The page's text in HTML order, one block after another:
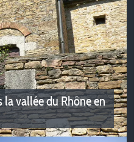
et Chartreuse
campings des Portes de
vous attendent
la vallée du Rhône en